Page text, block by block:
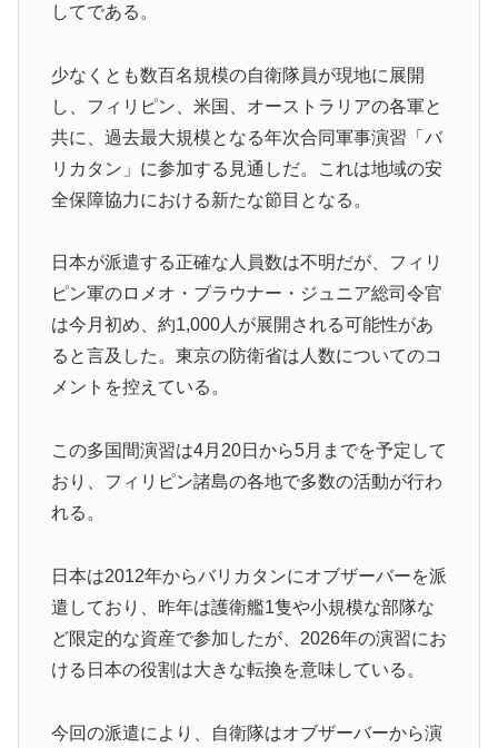
体客と口論になった理由がこちら・・・」
てしまったディズニー信者、帰国後『本家』に失望する
事態に
▶ フランス人「欲張りすぎだ」中村敬斗、ランス残留の可
能性を会長が示唆！移籍金が交渉の壁に..現地サポの本
音がこれ！【海外の反応】
ｗｗｗｗｗｗｗｗｗｗｗｗｗｗｗ
▶
韓国人「東京とソウルの宿泊費や交通費を徹底比較した
結果判明した驚きの物価事情がこちらです」→「こんな
に物価差があるの？‥」
▶
韓国人「猛暑で〇〇も疲れ果てた…〇〇の個体数が急
▶ 【朗報】レインボー池田、女子アナと結婚www
症状「日本後PTSD」に海外が大騒ぎ
▶
韓国人「韓国に10年間の出場権剥奪や過去ワールドカッ
プ、オリンピック予選の記録削除を要求するFIFA公式制
裁を海外メディアが報道！」
こちらです‥」→「日本人はこんなに徹底している‥」
若いカバがワニを枕にしてしまうまさかの瞬間！！
してである。
少なくとも数百名規模の自衛隊員が現地に展開
し、フィリピン、米国、オーストラリアの各軍と
共に、過去最大規模となる年次合同軍事演習「バ
リカタン」に参加する見通しだ。これは地域の安
全保障協力における新たな節目となる。
日本が派遣する正確な人員数は不明だが、フィリ
ピン軍のロメオ・ブラウナー・ジュニア総司令官
は今月初め、約1,000人が展開される可能性があ
ると言及した。東京の防衛省は人数についてのコ
メントを控えている。
この多国間演習は4月20日から5月までを予定して
おり、フィリピン諸島の各地で多数の活動が行わ
れる。
日本は2012年からバリカタンにオブザーバーを派
遣しており、昨年は護衛艦1隻や小規模な部隊な
ど限定的な資産で参加したが、2026年の演習にお
ける日本の役割は大きな転換を意味している。
今回の派遣により、自衛隊はオブザーバーから演